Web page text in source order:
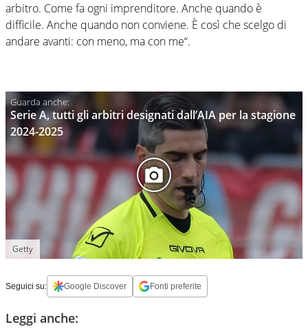
arbitro. Come fa ogni imprenditore. Anche quando è
difficile. Anche quando non conviene. È così che scelgo di
andare avanti: con meno, ma con me“.
Serie A, tutti gli arbitri designati dall’AIA per la stagione
2024-2025
Getty
Seguici su: Google Discover Fonti preferite
Leggi anche: